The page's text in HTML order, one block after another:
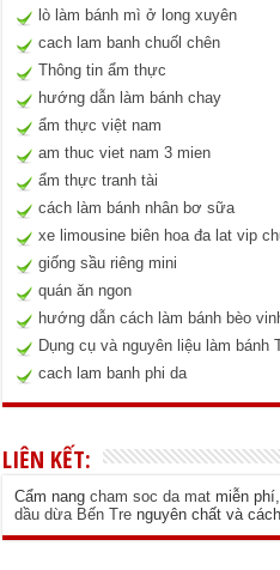
lò làm bánh mì ở long xuyên
cach lam banh chuốl chên
Thông tin ẩm thực
hướng dẫn làm bánh chay
ẩm thực việt nam
am thuc viet nam 3 mien
ẩm thực tranh tài
cách làm bánh nhân bơ sữa
xe limousine biên hoa đa lat vip
giống sầu riêng mini
quán ăn ngon
hướng dẫn cách làm bánh bèo
Dụng cụ và nguyên liệu làm bánh
cach lam banh phi da
LIÊN KẾT:
Cẩm nangcham soc da mat miễn
dầu dừa Bến Tre nguyên chất và